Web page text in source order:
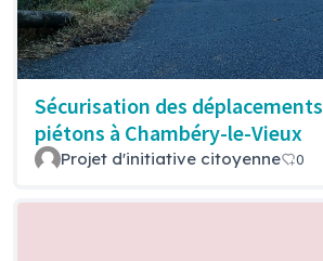
Sécurisation des déplacements
piétons à Chambéry-le-Vieux
Projet d'initiative citoyenne 0